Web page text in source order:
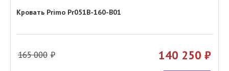
Кровать Primo Pr051B-160-B01
165 000 140 250